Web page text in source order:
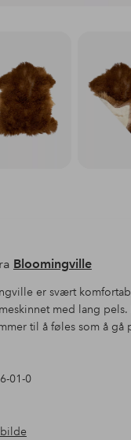
Bloomingville
er svært
med lang
til å føles som å
01-0